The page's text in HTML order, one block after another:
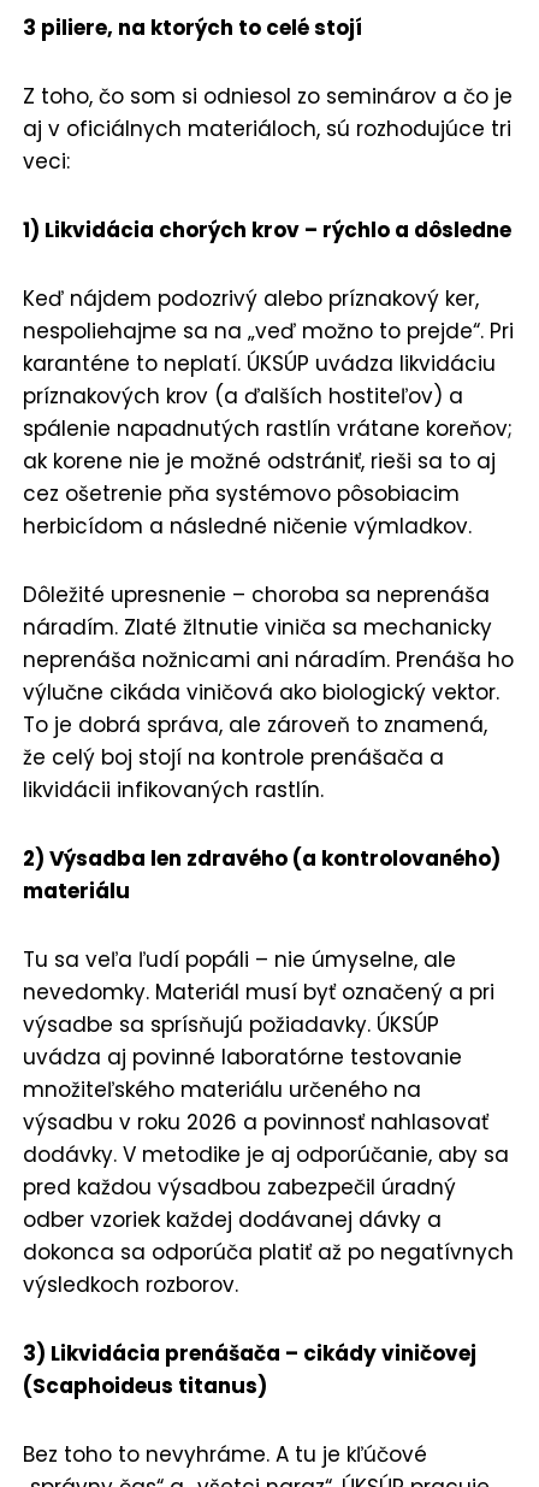
3 piliere, na ktorých to celé stojí
Z toho, čo som si odniesol zo seminárov a čo je
aj v oficiálnych materiáloch, sú rozhodujúce tri
veci:
1) Likvidácia chorých krov – rýchlo a dôsledne
Keď nájdem podozrivý alebo príznakový ker,
nespoliehajme sa na „veď možno to prejde“. Pri
karanténe to neplatí. ÚKSÚP uvádza likvidáciu
príznakových krov (a ďalších hostiteľov) a
spálenie napadnutých rastlín vrátane koreňov;
ak korene nie je možné odstrániť, rieši sa to aj
cez ošetrenie pňa systémovo pôsobiacim
herbicídom a následné ničenie výmladkov.
Dôležité upresnenie – choroba sa neprenáša
náradím. Zlaté žltnutie viniča sa mechanicky
neprenáša nožnicami ani náradím. Prenáša ho
výlučne cikáda viničová ako biologický vektor.
To je dobrá správa, ale zároveň to znamená,
že celý boj stojí na kontrole prenášača a
likvidácii infikovaných rastlín.
2) Výsadba len zdravého (a kontrolovaného)
materiálu
Tu sa veľa ľudí popáli – nie úmyselne, ale
nevedomky. Materiál musí byť označený a pri
výsadbe sa sprísňujú požiadavky. ÚKSÚP
uvádza aj povinné laboratórne testovanie
množiteľského materiálu určeného na
výsadbu v roku 2026 a povinnosť nahlasovať
dodávky. V metodike je aj odporúčanie, aby sa
pred každou výsadbou zabezpečil úradný
odber vzoriek každej dodávanej dávky a
dokonca sa odporúča platiť až po negatívnych
výsledkoch rozborov.
3) Likvidácia prenášača – cikády viničovej
(Scaphoideus titanus)
Bez toho to nevyhráme. A tu je kľúčové